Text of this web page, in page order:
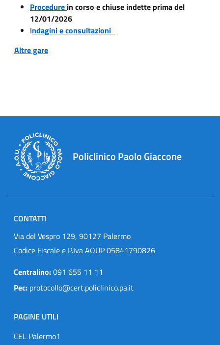
Procedure in corso e chiuse indette prima del
12/01/2026
Indagini e consultazioni
Altre gare
Policlinico Paolo Giaccone
CONTATTI
Via del Vespro 129, 90127 Palermo
Codice Fiscale e P.Iva AOUP 05841790826
Centralino:091 655 11 11
Pec: protocollo@cert.policlinico.pa.it
PAGINE UTILI
CEL Palermo1